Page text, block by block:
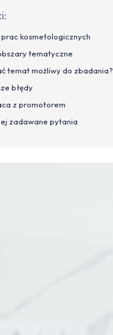
kosmetologicznych
tematyczne
temat możliwy do zbadania?
błędy
z promotorem
zadawane pytania